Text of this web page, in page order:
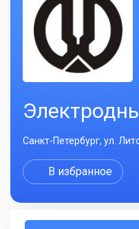
Санкт-Петербург, ул.
В избранное